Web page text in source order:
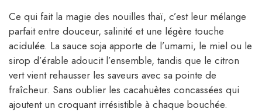
Ce qui fait la magie des nouilles thaï, c’est leur mélange
parfait entre douceur, salinité et une légère touche
acidulée. La sauce soja apporte de l’umami, le miel ou le
sirop d’érable adoucit l’ensemble, tandis que le citron
vert vient rehausser les saveurs avec sa pointe de
fraîcheur. Sans oublier les cacahuètes concassées qui
ajoutent un croquant irrésistible à chaque bouchée.